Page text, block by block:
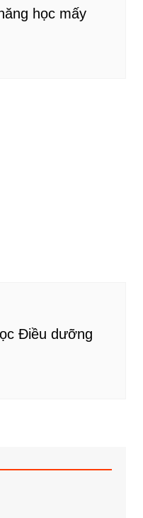
học mấy
Điều dưỡng